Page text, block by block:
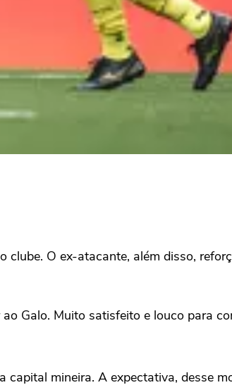
O ex-atacante, além disso,
Galo. Muito satisfeito e louco para
mineira. A expectativa, desse